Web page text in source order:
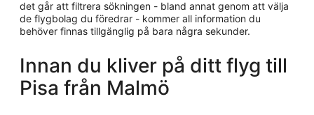
det går att filtrera sökningen - bland annat genom att välja
de flygbolag du föredrar - kommer all information du
behöver finnas tillgänglig på bara några sekunder.
Innan du kliver på ditt flyg till
Pisa från Malmö